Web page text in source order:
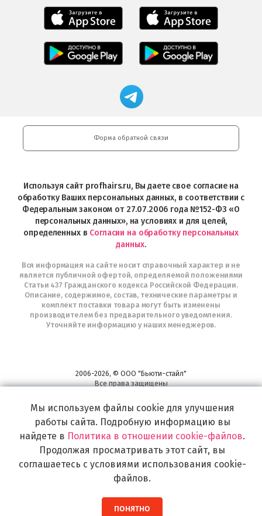
Мобильное
приложение
Professional
загрузить
Мобильное
приложение
Professional
загрузить
Play
Мобильное
приложение
загрузить
в
Мобильное
приложение
Магазин
профессиональной
Professional
и
Интернет-
Telegram
Форма обратной связи
Используя сайт profhairs.ru, Вы даете свое согласие на
обработку Ваших персональных данных, в соответствии с
Федеральным законом от 27.07.2006 года №152-ФЗ «О
персональных данных», на условиях и для целей,
определенных в Согласии на обработку персональных
данных.
Вся информация на сайте носит справочный характер и не
является публичной офертой, определяемой положениями
Статьи 437 Гражданского кодекса Российской Федерации.
Описание, содержимое, состав, технические параметры и
комплект поставки товара могут быть изменены
производителем без предварительного уведомления.
Уточняйте информацию у наших менеджеров.
2006-2026, © ООО "Бьюти-стайл"
Все права защищены
Широкий выбор инструментов, аксессуаров и принадлежностей для
воплощения
самых изысканных и необычных идей по созданию Вашего образа и стиля.
Мы используем файлы cookie для улучшения
работы сайта. Подробную информацию вы
найдете в Политика в отношении cookie-файлов.
Продолжая просматривать этот сайт, вы
соглашаетесь с условиями использования cookie-
файлов.
ПОНЯТНО